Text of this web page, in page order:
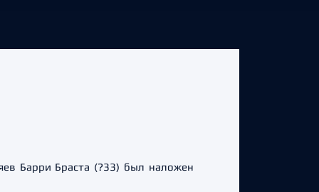
Барри Браста (?33) был наложен